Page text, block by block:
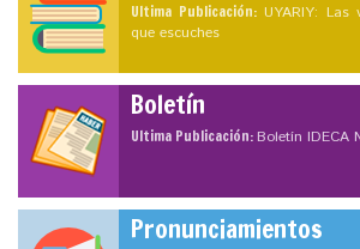
Ultima Publicación: UYARIY: Las
que escuches
Boletín
Ultima Publicación:Boletín IDECA
Pronunciamientos